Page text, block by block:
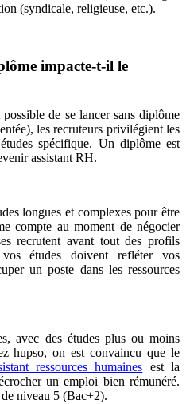
(syndicale, religieuse, etc.).
impacte-t-il le
de se lancer sans diplôme
les recruteurs privilégient les
spécifique. Un diplôme est
assistant RH.
longues et complexes pour être
compte au moment de négocier
recrutent avant tout des profils
études doivent refléter vos
un poste dans les ressources
avec des études plus ou moins
hupso, on est convaincu que le
ressources humaines est la
un emploi bien rémunéré.
de niveau 5 (Bac+2).